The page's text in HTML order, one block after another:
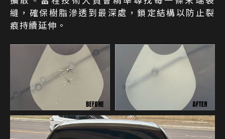
縫，確保樹脂滲透到最深處，鎖定結構以防止裂
痕持續延伸。